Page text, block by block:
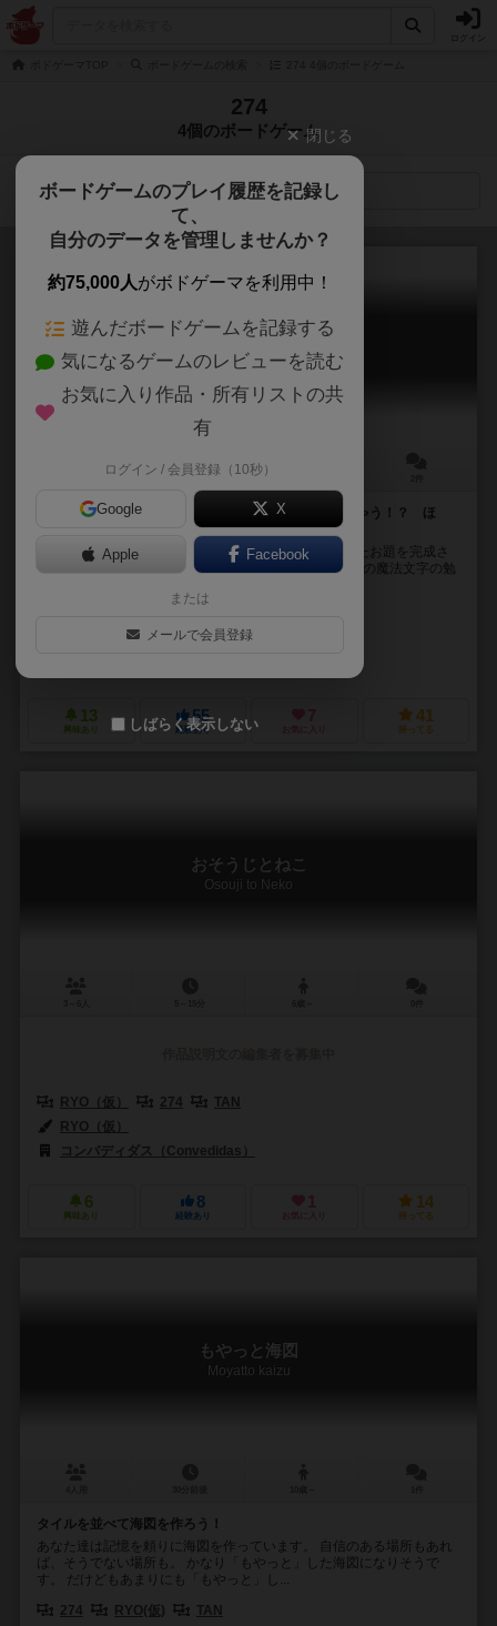
274
4個のボードゲーム
検索メニュー
デキタ！
DEKITA!
10～30分
タイルを並べてお題を完成させよう！ 思わず叫んじゃう！？ ほ
このゲームは順番にタイルを設置していき、与えられたお題を完成さ
せるのを競うゲームです。 テーマ 見習い魔法使いたちの魔法文字の勉
13
興味あり
55
経験あり
7
お気に入り
41
持ってる
おそうじとねこ
Osouji to Neko
RYO（仮） 274
TAN
RYO（仮）
コンバディダス（Convedidas）
6
興味あり
8
経験あり
1
お気に入り
14
持ってる
もやっと海図
Moyatto kaizu
タイルを並べて海図を作ろう！
あなた達は記憶を頼りに海図を作っています。 自信のある場所もあれ
ば、そうでない場所も。 かなり「もやっと」した海図になりそうで
す。 だけどもあまりにも「もやっと」し...
274
RYO(仮)
TAN
閉じる
ボードゲームのプレイ履歴を記録し
て、
自分のデータを管理しませんか？
約75,000人がボドゲーマを利用中！
遊んだボードゲームを記録する
気になるゲームのレビューを読む
お気に入り作品・所有リストの共
有
ログイン / 会員登録（10秒）
Google X
Apple Facebook
または
メールで会員登録
しばらく表示しない